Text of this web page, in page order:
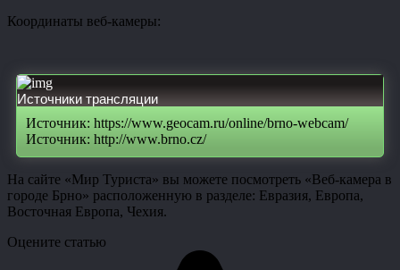
Координаты веб-камеры:
Источники трансляции
Источник: https://www.geocam.ru/online/brno-webcam/
Источник: http://www.brno.cz/
На сайте «Мир Туриста» вы можете посмотреть «Веб-камера в
городе Брно» расположенную в разделе: Евразия, Европа,
Восточная Европа, Чехия.
Оцените статью